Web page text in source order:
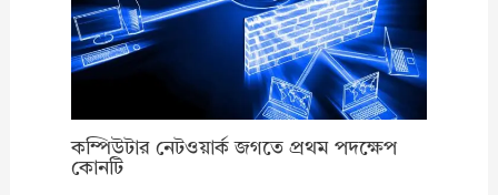
কম্পিউটার নেটওয়ার্ক জগতে প্রথম পদক্ষেপ
কোনটি